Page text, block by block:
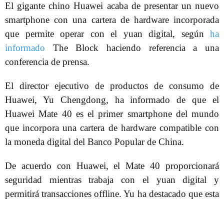
El gigante chino Huawei acaba de presentar un nuevo
smartphone con una cartera de hardware incorporada
que permite operar con el yuan digital, según ha
informado The Block haciendo referencia a una
conferencia de prensa.
El director ejecutivo de productos de consumo de
Huawei, Yu Chengdong, ha informado de que el
Huawei Mate 40 es el primer smartphone del mundo
que incorpora una cartera de hardware compatible con
la moneda digital del Banco Popular de China.
De acuerdo con Huawei, el Mate 40 proporcionará
seguridad mientras trabaja con el yuan digital y
permitirá transacciones offline. Yu ha destacado que esta